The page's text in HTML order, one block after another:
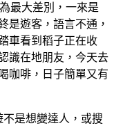
最大差別，一來是
是遊客，語言不通，
車看到稻子正在收
識在地朋友，今天去
咖啡，日子簡單又有
是想變達人，或搜